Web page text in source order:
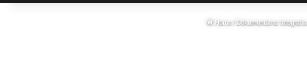
Home / Dokumentárna fotografia